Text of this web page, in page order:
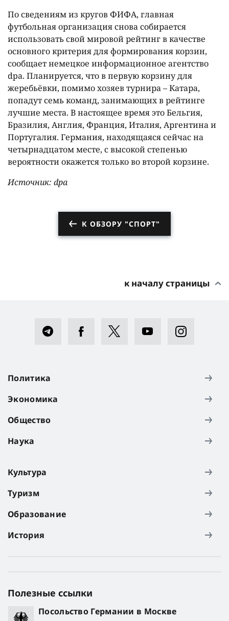
По сведениям из кругов ФИФА, главная
футбольная организация снова собирается
использовать свой мировой рейтинг в качестве
основного критерия для формирования корзин,
сообщает немецкое информационное агентство
dpa. Планируется, что в первую корзину для
жеребьёвки, помимо хозяев турнира – Катара,
попадут семь команд, занимающих в рейтинге
лучшие места. В настоящее время это Бельгия,
Бразилия, Англия, Франция, Италия, Аргентина и
Португалия. Германия, находящаяся сейчас на
четырнадцатом месте, с высокой степенью
вероятности окажется только во второй корзине.
Источник: dpa
К ОБЗОРУ "СПОРТ"
к началу страницы
Политика
Экономика
Общество
Наука
Культура
Туризм
Образование
История
Полезные ссылки
Посольство Германии в Москве